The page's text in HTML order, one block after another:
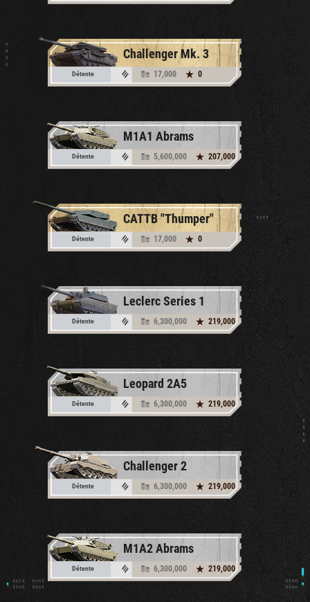
Challenger Mk. 3
Détente 17,000 0
M1A1 Abrams
Détente 5,600,000 207,000
CATTB "Thumper"
Détente 17,000 0
Leclerc Series 1
Détente 6,300,000 219,000
Leopard 2A5
Détente 6,300,000 219,000
Challenger 2
Détente 6,300,000 219,000
M1A2 Abrams
Détente 6,300,000 219,000